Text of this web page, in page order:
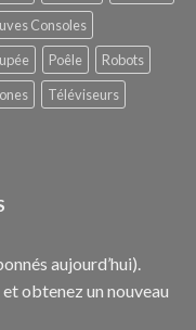
Consoles
Poêle
Robots
Téléviseurs
aujourd’hui).
obtenez un nouveau